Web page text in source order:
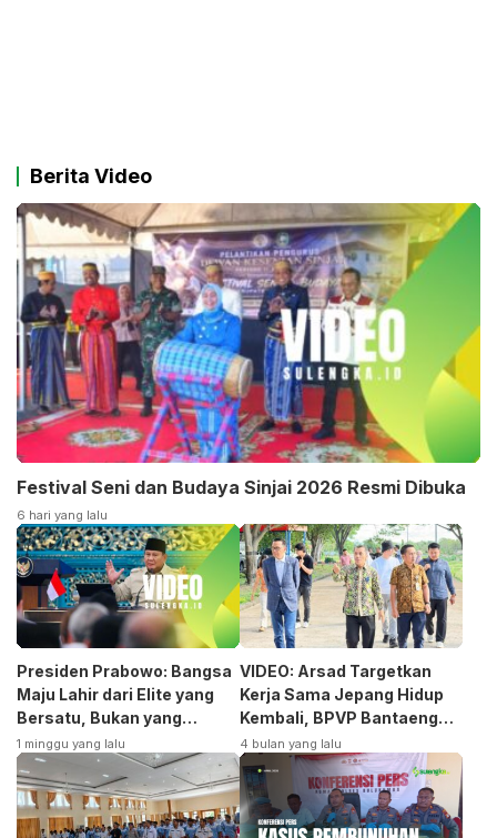
Berita Video
Festival Seni dan Budaya Sinjai 2026 Resmi Dibuka
6 hari yang lalu
Presiden Prabowo: Bangsa
Maju Lahir dari Elite yang
Bersatu, Bukan yang
Terpecah
1 minggu yang lalu
VIDEO: Arsad Targetkan
Kerja Sama Jepang Hidup
Kembali, BPVP Bantaeng
Siap Bangkitkan Jurusan
Otomotif
4 bulan yang lalu